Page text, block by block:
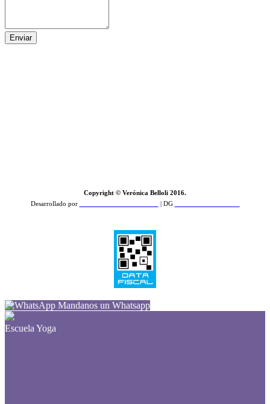
Enviar
Copyright © Verónica Belloli 2016.
Desarrollado por
| DG
Mandanos un Whatsapp
Escuela Yoga